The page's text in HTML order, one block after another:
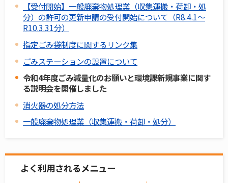
【受付開始】一般廃棄物処理業（収集運搬・荷卸・処
分）の許可の更新申請の受付開始について（R8.4.1～
R10.3.31分）
指定ごみ袋制度に関するリンク集
ごみステーションの設置について
令和4年度ごみ減量化のお願いと環境課新規事業に関す
る説明会を開催しました
消火器の処分方法
一般廃棄物処理業（収集運搬・荷卸・処分）
よく利用されるメニュー